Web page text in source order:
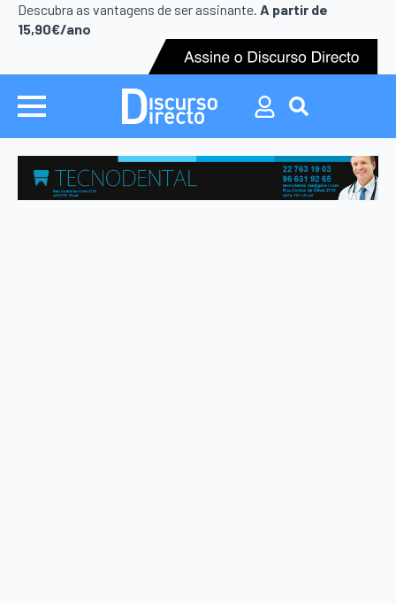
Descubra as vantagens de ser assinante. A partir de
15,90€/ano
Search
for:
Search